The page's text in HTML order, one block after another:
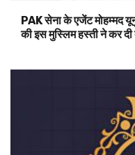
PAK सेना के एजेंट मोहम्मद
की इस मुस्लिम हस्ती ने कर दी